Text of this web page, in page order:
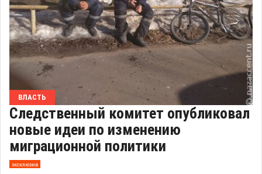
ВЛАСТЬ
Следственный комитет опубликовал
новые идеи по изменению
миграционной политики
эксклюзив